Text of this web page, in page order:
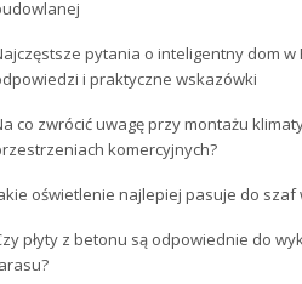
pytania o inteligentny dom w
i praktyczne wskazówki
co zwrócić uwagę przy montażu
komercyjnych?
oświetlenie najlepiej pasuje do szaf
płyty z betonu są odpowiednie do